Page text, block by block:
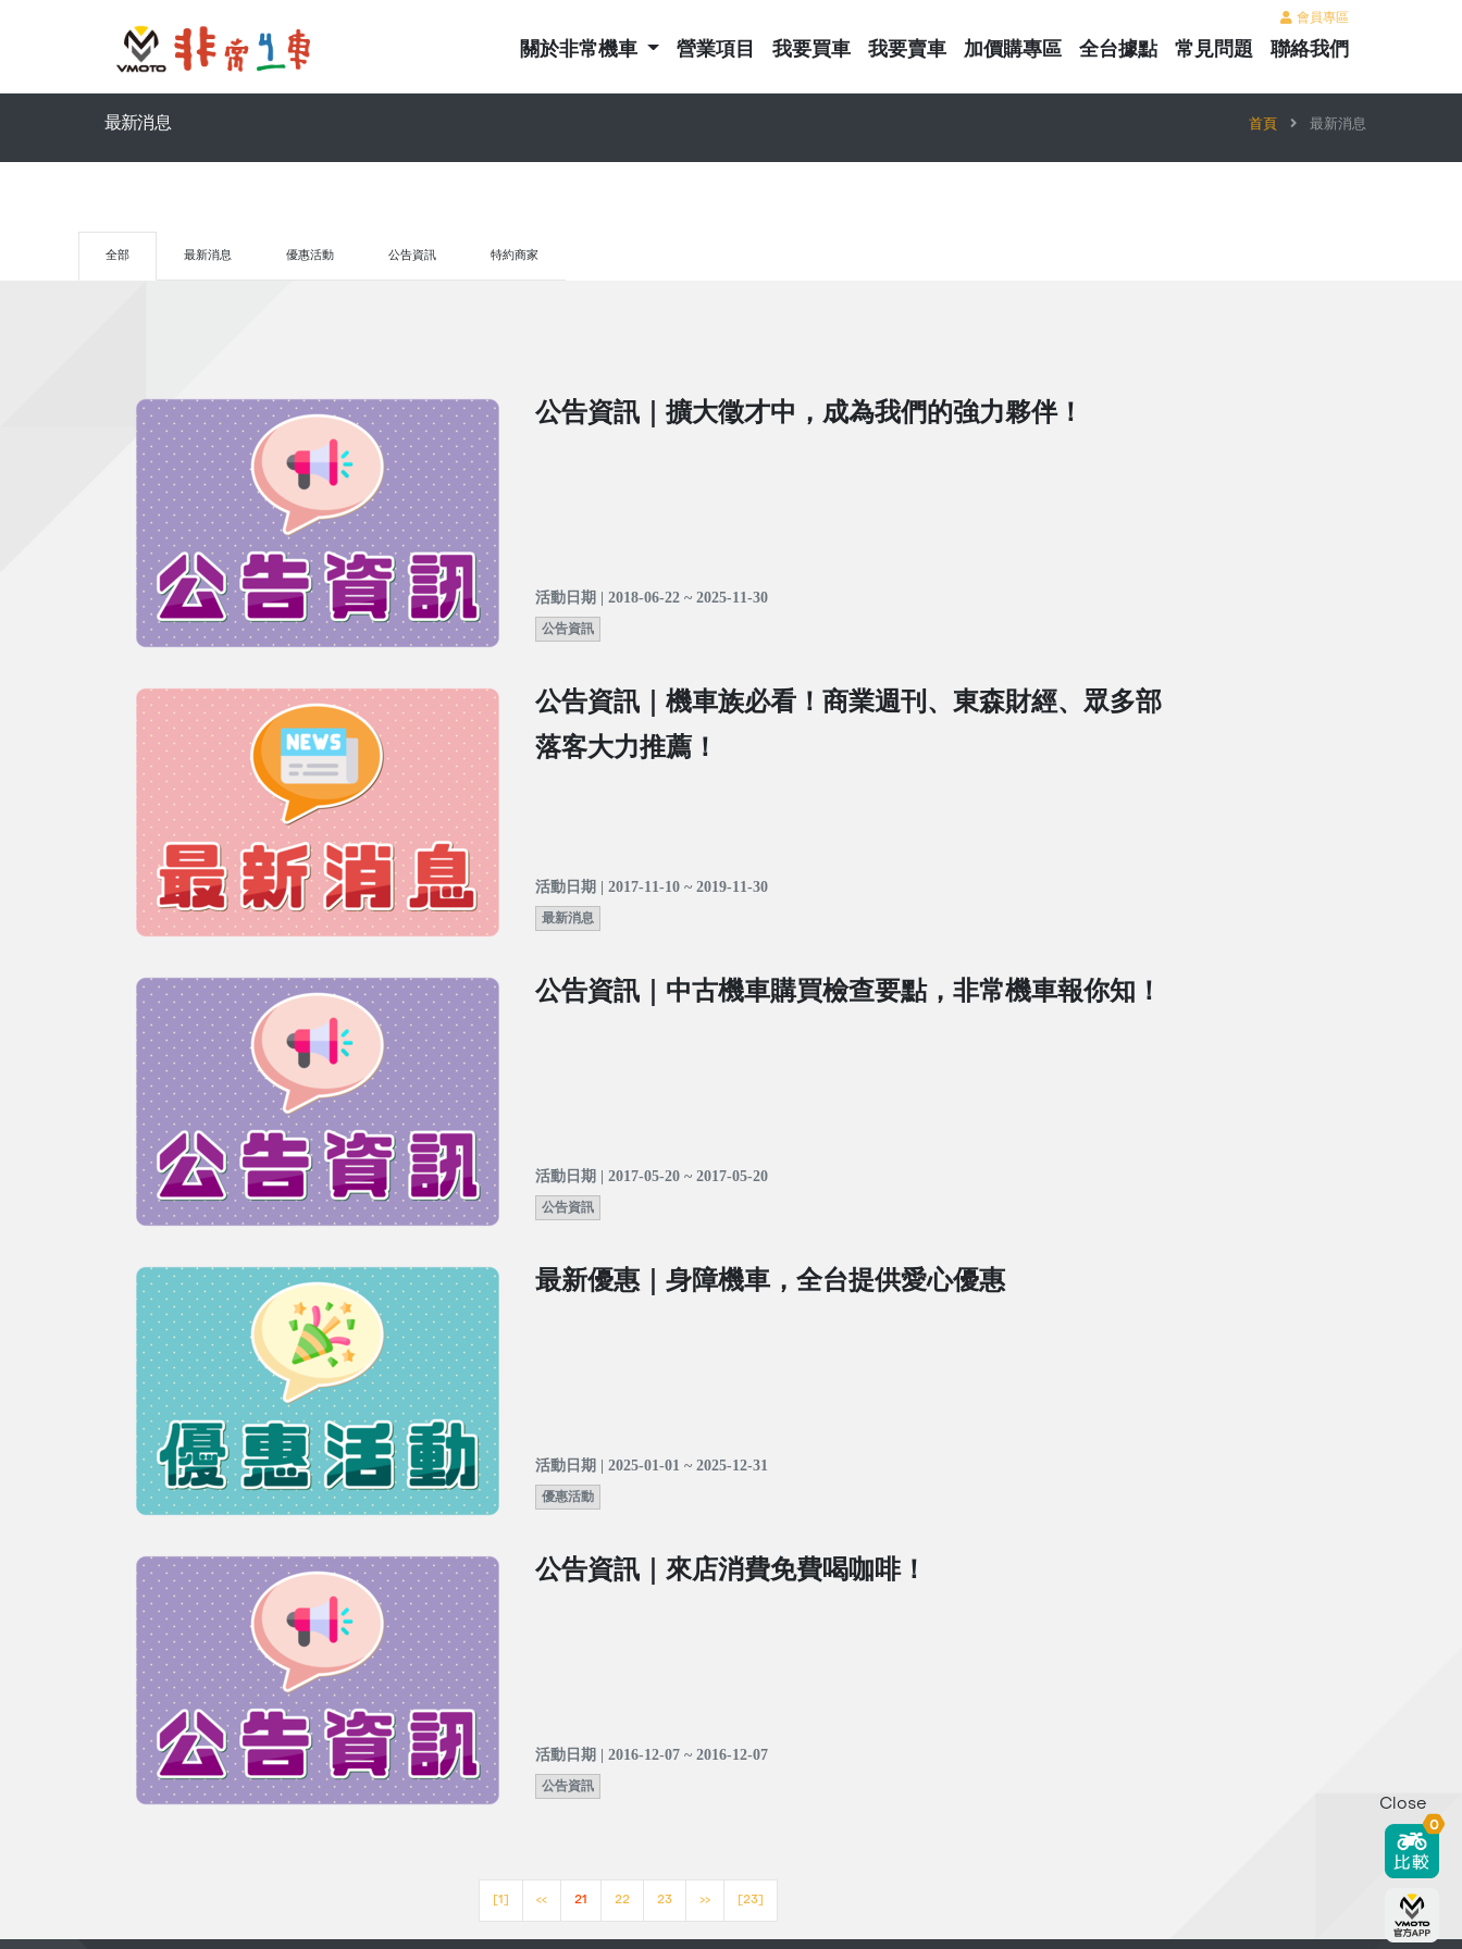
會員專區
關於非常機車 營業項目 我要買車 我要賣車 加價購專區 全台據點 常見問題 聯絡我們
最新消息 首頁 最新消息
全部 最新消息 優惠活動 公告資訊 特約商家
公告資訊｜擴大徵才中，成為我們的強力夥伴！
活動日期 | 2018-06-22 ~ 2025-11-30
公告資訊
公告資訊｜機車族必看！商業週刊、東森財經、眾多部
落客大力推薦！
活動日期 | 2017-11-10 ~ 2019-11-30
最新消息
公告資訊｜中古機車購買檢查要點，非常機車報你知！
活動日期 | 2017-05-20 ~ 2017-05-20
公告資訊
最新優惠｜身障機車，全台提供愛心優惠
活動日期 | 2025-01-01 ~ 2025-12-31
優惠活動
公告資訊｜來店消費免費喝咖啡！
活動日期 | 2016-12-07 ~ 2016-12-07
公告資訊
[1] << 21 22 23 >> [23]
Close
0